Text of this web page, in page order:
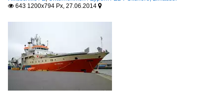
 643 1200x794 Px, 27.06.2014 